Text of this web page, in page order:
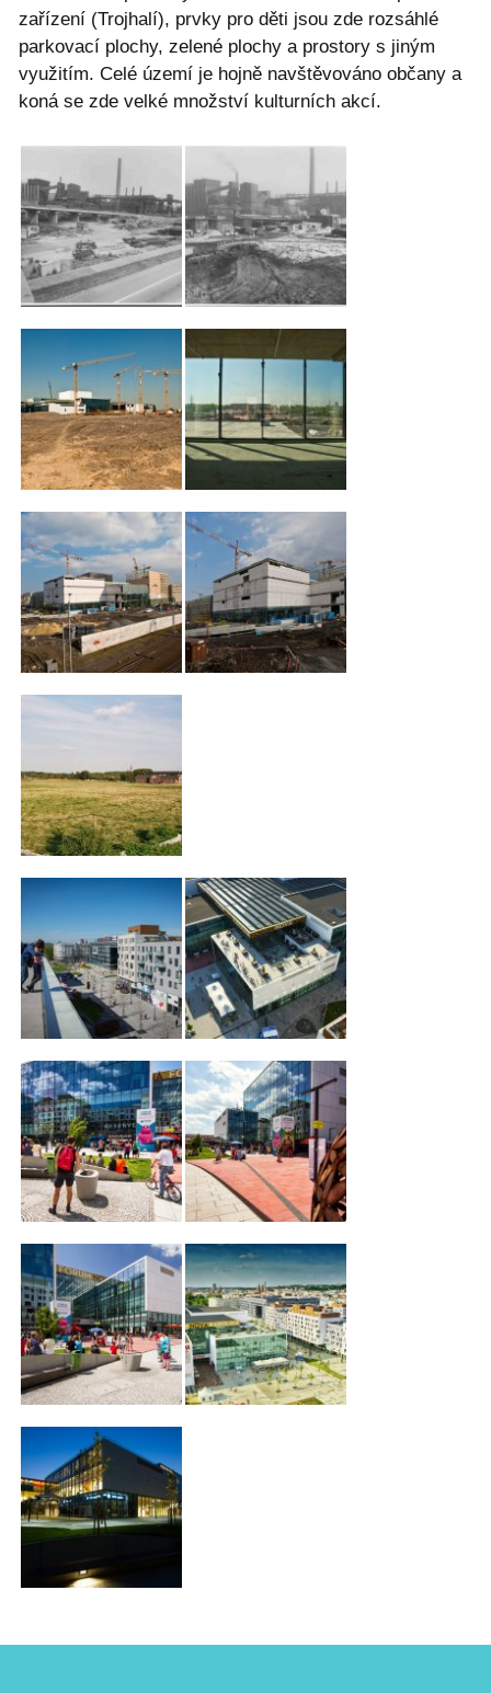
zařízení (Trojhalí), prvky pro děti jsou zde rozsáhlé
parkovací plochy, zelené plochy a prostory s jiným
využitím. Celé území je hojně navštěvováno občany a
koná se zde velké množství kulturních akcí.